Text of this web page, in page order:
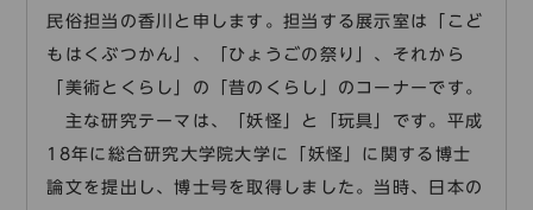
民俗担当の香川と申します。担当する展示室は「こど
もはくぶつかん」、「ひょうごの祭り」、それから
「美術とくらし」の「昔のくらし」のコーナーです。
主な研究テーマは、「妖怪」と「玩具」です。平成
18年に総合研究大学院大学に「妖怪」に関する博士
論文を提出し、博士号を取得しました。当時、日本の